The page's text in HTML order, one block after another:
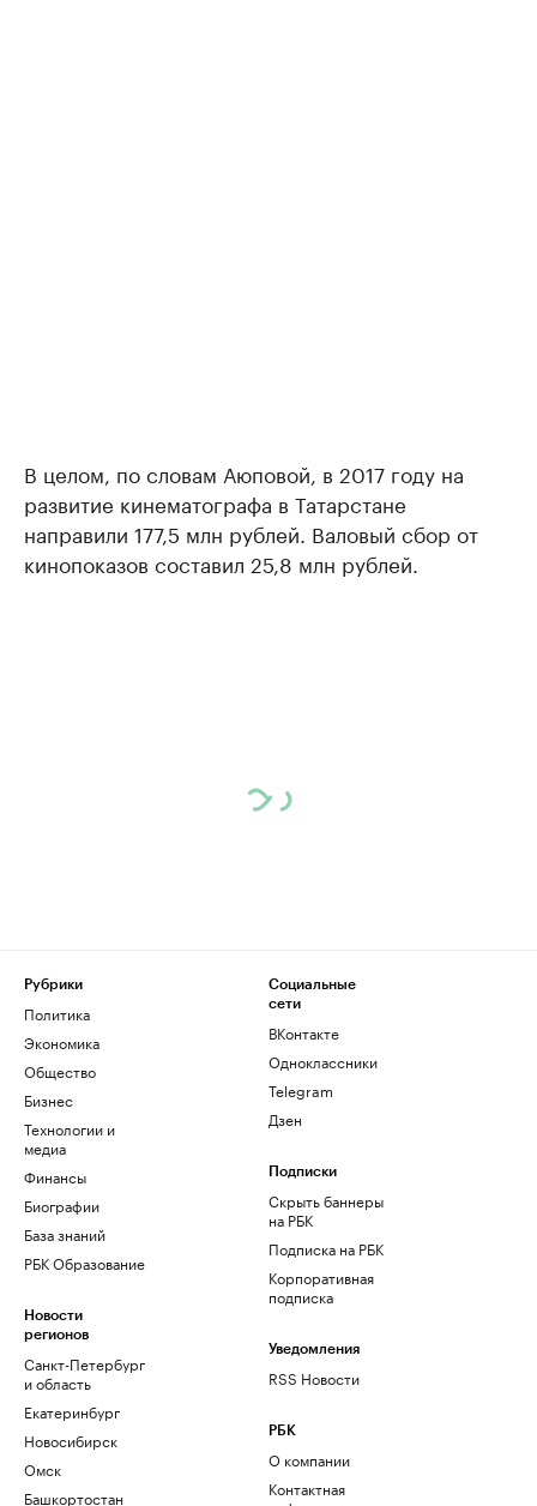
В целом, по словам Аюповой, в 2017 году на
развитие кинематографа в Татарстане
направили 177,5 млн рублей. Валовый сбор от
кинопоказов составил 25,8 млн рублей.
Рубрики
Политика
Экономика
Общество
Бизнес
Технологии и
медиа
Финансы
Биографии
База знаний
РБК Образование
Новости
регионов
Санкт-Петербург
и область
Екатеринбург
Новосибирск
Омск
Башкортостан
Социальные
сети
ВКонтакте
Одноклассники
Telegram
Дзен
Подписки
Скрыть баннеры
на РБК
Подписка на РБК
Корпоративная
подписка
Уведомления
RSS Новости
РБК
О компании
Контактная